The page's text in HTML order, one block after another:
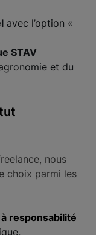
avec l’option «
STAV
et du
nous
choix parmi les
responsabilité